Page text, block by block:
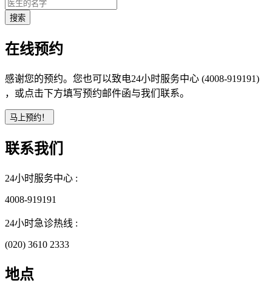
在线预约
感谢您的预约。您也可以致电24小时服务中心 (4008-919191)
，或点击下方填写预约邮件函与我们联系。
联系我们
24小时服务中心 :
4008-919191
24小时急诊热线 :
(020) 3610 2333
地点